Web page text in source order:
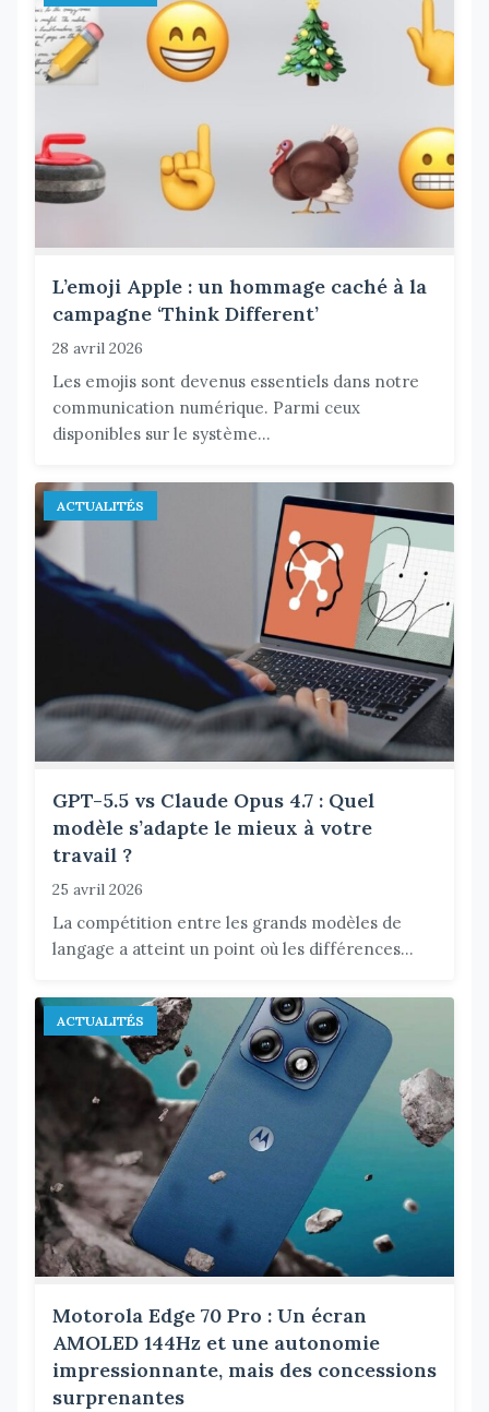
L’emoji Apple : un hommage caché à la
campagne ‘Think Different’
28 avril 2026
Les emojis sont devenus essentiels dans notre
communication numérique. Parmi ceux
disponibles sur le système...
ACTUALITÉS
GPT-5.5 vs Claude Opus 4.7 : Quel
modèle s’adapte le mieux à votre
travail ?
25 avril 2026
La compétition entre les grands modèles de
langage a atteint un point où les différences...
ACTUALITÉS
Motorola Edge 70 Pro : Un écran
AMOLED 144Hz et une autonomie
impressionnante, mais des concessions
surprenantes